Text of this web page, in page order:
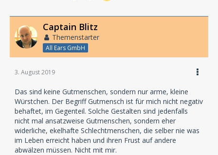
Captain Blitz
Themenstarter
All Ears GmbH
3. August 2019
Das sind keine Gutmenschen, sondern nur arme, kleine
Würstchen. Der Begriff Gutmensch ist für mich nicht negativ
behaftet, im Gegenteil. Solche Gestalten sind jedenfalls
nicht mal ansatzweise Gutmenschen, sondern eher
widerliche, ekelhafte Schlechtmenschen, die selber nie was
im Leben erreicht haben und ihren Frust auf andere
abwälzen müssen. Nicht mit mir.